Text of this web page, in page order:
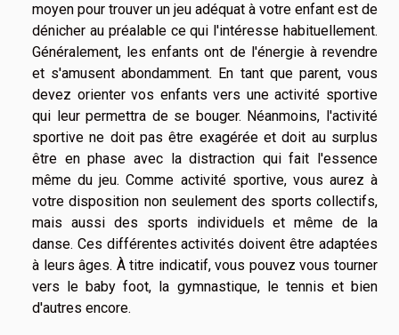
moyen pour trouver un jeu adéquat à votre enfant est de
dénicher au préalable ce qui l'intéresse habituellement.
Généralement, les enfants ont de l'énergie à revendre
et s'amusent abondamment. En tant que parent, vous
devez orienter vos enfants vers une activité sportive
qui leur permettra de se bouger. Néanmoins, l'activité
sportive ne doit pas être exagérée et doit au surplus
être en phase avec la distraction qui fait l'essence
même du jeu. Comme activité sportive, vous aurez à
votre disposition non seulement des sports collectifs,
mais aussi des sports individuels et même de la
danse. Ces différentes activités doivent être adaptées
à leurs âges. À titre indicatif, vous pouvez vous tourner
vers le baby foot, la gymnastique, le tennis et bien
d'autres encore.